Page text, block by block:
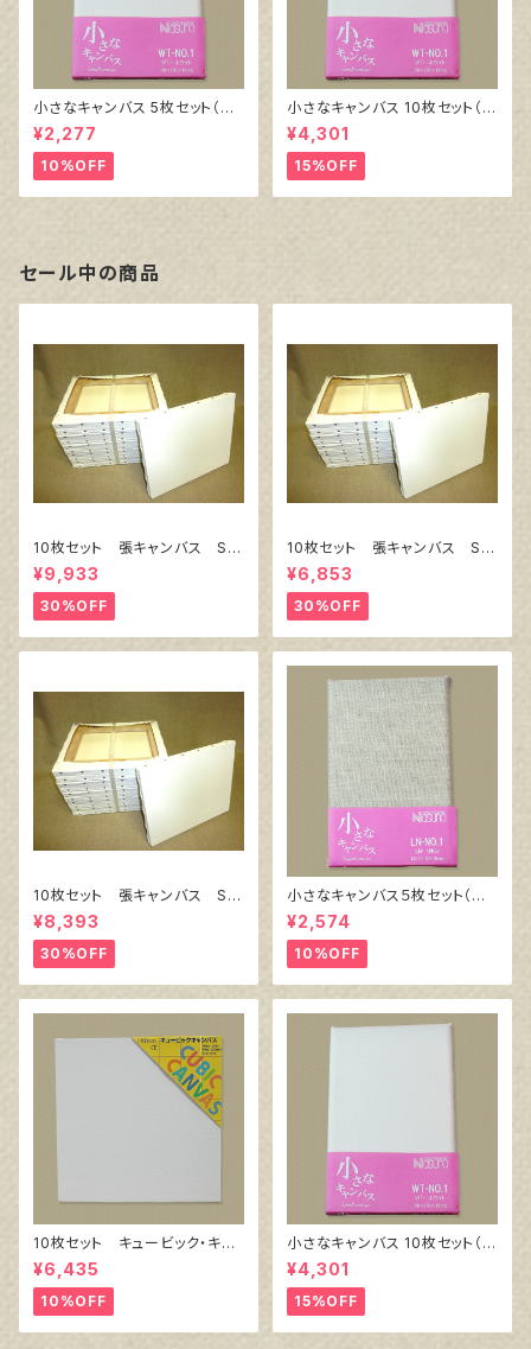
小さなキャンバス 5枚セット（ホ
ワイト塗りキャンバス張り）
¥2,277
10%OFF
小さなキャンバス 10枚セット（ホ
ワイト塗りキャンバス張り）
¥4,301
15%OFF
セール中の商品
10枚セット 張キャンバス Sn
owWhite SPC（綿・ポリエステ
ル）F8 455㎜×380㎜
¥9,933
30%OFF
10枚セット 張キャンバス Sn
owWhite SPC（綿・ポリエステ
ル）F4 333㎜×242㎜
¥6,853
30%OFF
10枚セット 張キャンバス Sn
owWhite SPC（綿・ポリエステ
ル）F6 410㎜×318㎜
¥8,393
30%OFF
小さなキャンバス５枚セット（麻
キャンバス裏面張り）
¥2,574
10%OFF
10枚セット キュービック・キャ
ンバス白（縦150㎜×横150㎜×
厚38㎜）
¥6,435
10%OFF
小さなキャンバス 10枚セット（ホ
ワイト塗りキャンバス張り）
¥4,301
15%OFF